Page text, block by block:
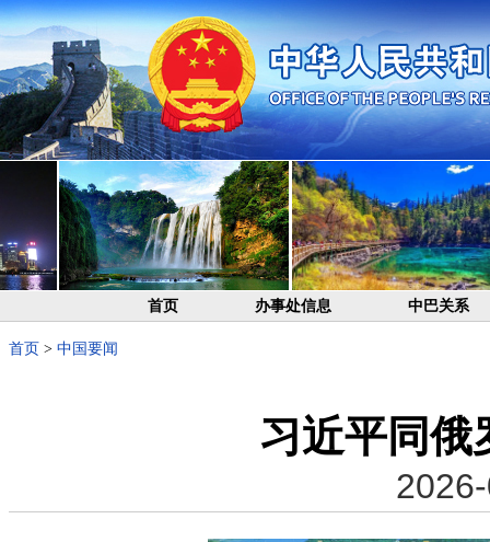
首页 办事处信息 中巴关系
首页 > 中国要闻
习近平同俄